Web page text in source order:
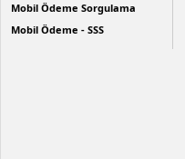
Mobil Ödeme Sorgulama
Mobil Ödeme - SSS